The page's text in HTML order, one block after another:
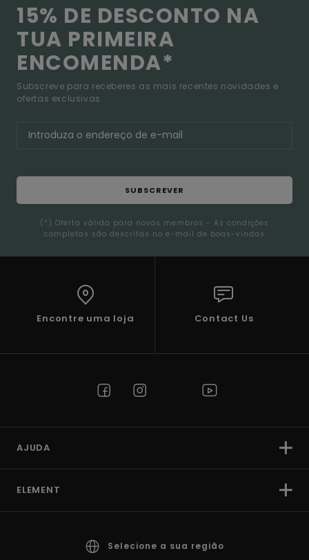
15% DE DESCONTO NA
TUA PRIMEIRA
ENCOMENDA*
Subscreve para receberes as mais recentes novidades e
ofertas exclusivas.
SUBSCREVER
(*) Oferta válida para novos membros - As condições
completas são descritas no e-mail de boas-vindas
Encontre uma loja Contact Us
AJUDA
ELEMENT
Selecione a sua região